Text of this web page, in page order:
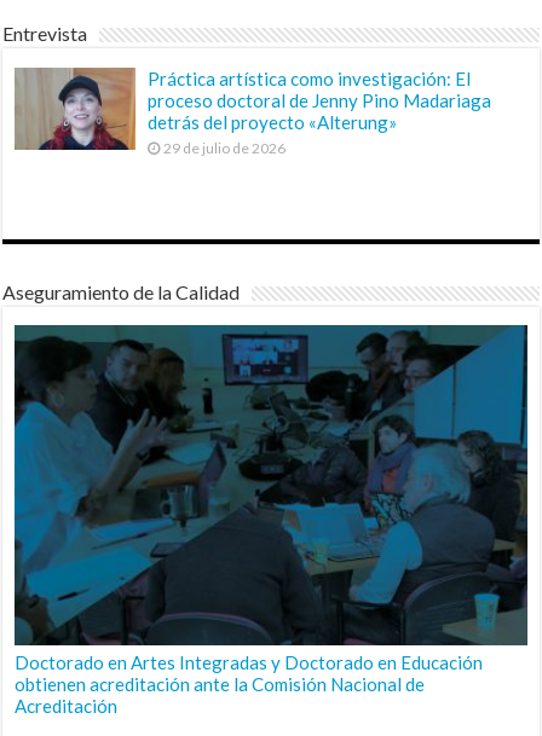
Entrevista
Práctica artística como investigación: El
proceso doctoral de Jenny Pino Madariaga
detrás del proyecto «Alterung»
29 de julio de 2026
Aseguramiento de la Calidad
Doctorado en Artes Integradas y Doctorado en Educación
obtienen acreditación ante la Comisión Nacional de
Acreditación